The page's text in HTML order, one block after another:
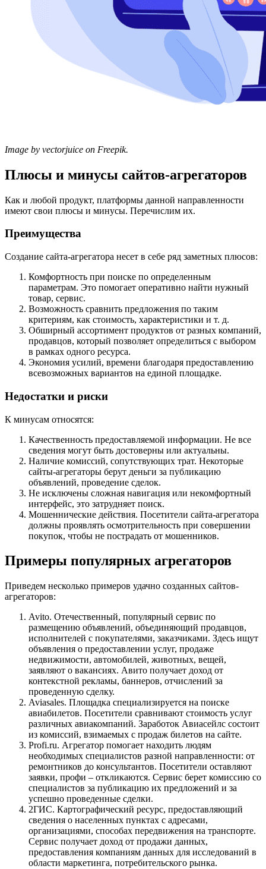
Image by vectorjuice on Freepik.
Плюсы и минусы сайтов-агрегаторов
Как и любой продукт, платформы данной направленности
имеют свои плюсы и минусы. Перечислим их.
Преимущества
Создание сайта-агрегатора несет в себе ряд заметных плюсов:
Комфортность при поиске по определенным
параметрам. Это помогает оперативно найти нужный
товар, сервис.
Возможность сравнить предложения по таким
критериям, как стоимость, характеристики и т. д.
Обширный ассортимент продуктов от разных компаний,
продавцов, который позволяет определиться с выбором
в рамках одного ресурса.
Экономия усилий, времени благодаря предоставлению
всевозможных вариантов на единой площадке.
Недостатки и риски
К минусам относятся:
Качественность предоставляемой информации. Не все
сведения могут быть достоверны или актуальны.
Наличие комиссий, сопутствующих трат. Некоторые
сайты-агрегаторы берут деньги за публикацию
объявлений, проведение сделок.
Не исключены сложная навигация или некомфортный
интерфейс, это затрудняет поиск.
Мошеннические действия. Посетители сайта-агрегатора
должны проявлять осмотрительность при совершении
покупок, чтобы не пострадать от мошенников.
Примеры популярных агрегаторов
Приведем несколько примеров удачно созданных сайтов-
агрегаторов:
Avito. Отечественный, популярный сервис по
размещению объявлений, объединяющий продавцов,
исполнителей с покупателями, заказчиками. Здесь ищут
объявления о предоставлении услуг, продаже
недвижимости, автомобилей, животных, вещей,
заявляют о вакансиях. Авито получает доход от
контекстной рекламы, баннеров, отчислений за
проведенную сделку.
Aviasales. Площадка специализируется на поиске
авиабилетов. Посетители сравнивают стоимость услуг
различных авиакомпаний. Заработок Авиасейлс состоит
из комиссий, взимаемых с продаж билетов на сайте.
Profi.ru. Агрегатор помогает находить людям
необходимых специалистов разной направленности: от
ремонтников до консультантов. Посетители оставляют
заявки, профи – откликаются. Сервис берет комиссию со
специалистов за публикацию их предложений и за
успешно проведенные сделки.
2ГИС. Картографический ресурс, предоставляющий
сведения о населенных пунктах с адресами,
организациями, способах передвижения на транспорте.
Сервис получает доход от продажи данных,
предоставления компаниям данных для исследований в
области маркетинга, потребительского рынка.